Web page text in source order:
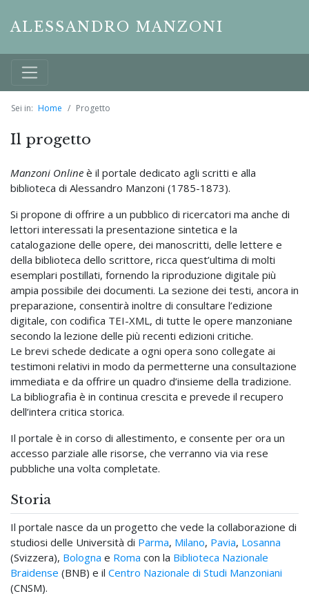
ALESSANDRO MANZONI
Sei in: Home Progetto
Il progetto
Manzoni Online è il portale dedicato agli scritti e alla
biblioteca di Alessandro Manzoni (1785-1873).
Si propone di offrire a un pubblico di ricercatori ma anche di
lettori interessati la presentazione sintetica e la
catalogazione delle opere, dei manoscritti, delle lettere e
della biblioteca dello scrittore, ricca quest’ultima di molti
esemplari postillati, fornendo la riproduzione digitale più
ampia possibile dei documenti. La sezione dei testi, ancora in
preparazione, consentirà inoltre di consultare l’edizione
digitale, con codifica TEI-XML, di tutte le opere manzoniane
secondo la lezione delle più recenti edizioni critiche.
Le brevi schede dedicate a ogni opera sono collegate ai
testimoni relativi in modo da permetterne una consultazione
immediata e da offrire un quadro d’insieme della tradizione.
La bibliografia è in continua crescita e prevede il recupero
dell’intera critica storica.
Il portale è in corso di allestimento, e consente per ora un
accesso parziale alle risorse, che verranno via via rese
pubbliche una volta completate.
Storia
Il portale nasce da un progetto che vede la collaborazione di
studiosi delle Università di Parma, Milano, Pavia, Losanna
(Svizzera), Bologna e Roma con la Biblioteca Nazionale
Braidense (BNB) e il Centro Nazionale di Studi Manzoniani
(CNSM).